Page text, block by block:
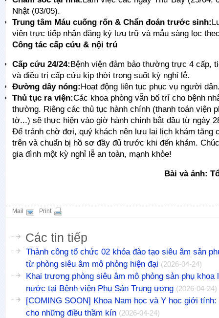
Nhật (03/05).
Trung tâm Máu cuống rốn & Chẩn đoán trước sinh:
viên trực tiếp nhận đăng ký lưu trữ và mẫu sàng lọc
Công tác cấp cứu & nội trú
Cấp cứu 24/24:Bệnh viện đảm bảo thường trực 4 cấp,
và điều trị cấp cứu kịp thời trong suốt kỳ nghỉ lễ.
Đường dây nóng:Hoạt động liên tục phục vụ người
Thủ tục ra viện:Các khoa phòng vẫn bố trí cho bệnh
thường. Riêng các thủ tục hành chính (thanh toán viện
tờ...) sẽ thực hiện vào giờ hành chính bắt đầu từ ngày
Để tránh chờ đợi, quý khách nên lưu lại lịch khám tăng
trên và chuẩn bị hồ sơ đầy đủ trước khi đến khám.
gia đình một kỳ nghỉ lễ an toàn, mạnh khỏe!
Bài và ảnh:
Mail Print
Các tin tiếp
Thành công tổ chức 02 khóa đào tạo siêu âm sản
từ phòng siêu âm mô phỏng hiện đại (2026-04-24)
Khai trương phòng siêu âm mô phỏng sản phụ khoa
nước tại Bệnh viện Phụ Sản Trung ương (2026-04-24)
[COMING SOON] Khoa Nam học và Y học giới
cho những điều thầm kín (2026-04-24)